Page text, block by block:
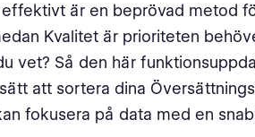
är en beprövad metod
Kvalitet är prioriteten
vet? Så den här
att sortera dina
fokusera på data med en